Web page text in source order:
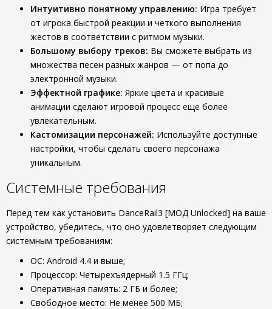
Интуитивно понятному управлению: Игра требует
от игрока быстрой реакции и четкого выполнения
жестов в соответствии с ритмом музыки.
Большому выбору треков: Вы сможете выбрать из
множества песен разных жанров — от попа до
электронной музыки.
Эффектной графике: Яркие цвета и красивые
анимации сделают игровой процесс еще более
увлекательным.
Кастомизации персонажей: Используйте доступные
настройки, чтобы сделать своего персонажа
уникальным.
Системные требования
Перед тем как установить DanceRail3 [МОД Unlocked] на ваше
устройство, убедитесь, что оно удовлетворяет следующим
системным требованиям:
ОС: Android 4.4 и выше;
Процессор: Четырехъядерный 1.5 ГГц;
Оперативная память: 2 ГБ и более;
Свободное место: Не менее 500 МБ;